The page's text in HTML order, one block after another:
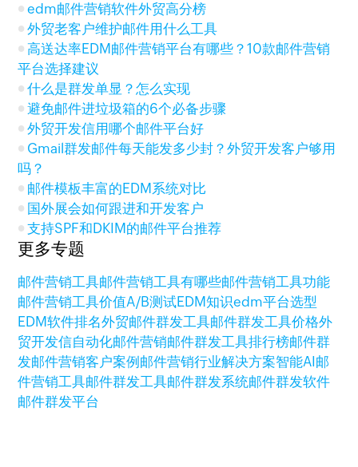
edm邮件营销软件外贸高分榜
外贸老客户维护邮件用什么工具
高送达率EDM邮件营销平台有哪些？10款邮件营销
平台选择建议
什么是群发单显？怎么实现
避免邮件进垃圾箱的6个必备步骤
外贸开发信用哪个邮件平台好
Gmail群发邮件每天能发多少封？外贸开发客户够用
吗？
邮件模板丰富的EDM系统对比
国外展会如何跟进和开发客户
支持SPF和DKIM的邮件平台推荐
更多专题
邮件营销工具邮件营销工具有哪些邮件营销工具功能
邮件营销工具价值A/B测试EDM知识edm平台选型
EDM软件排名外贸邮件群发工具邮件群发工具价格外
贸开发信自动化邮件营销邮件群发工具排行榜邮件群
发邮件营销客户案例 邮件营销行业解决方案智能AI邮
件营销工具邮件群发工具邮件群发系统邮件群发软件
邮件群发平台